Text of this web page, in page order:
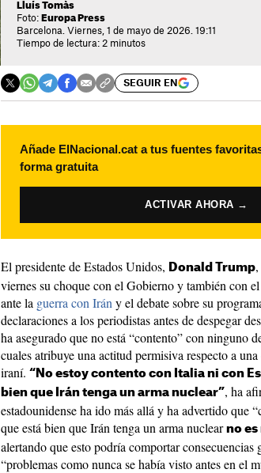
Lluís Tomàs
Foto: Europa Press
Barcelona. Viernes, 1 de mayo de 2026. 19:11
Tiempo de lectura: 2 minutos
SEGUIR EN
Añade ElNacional.cat a tus fuentes
forma gratuita
ACTIVAR AHORA →
El presidente de Estados Unidos, Donald Trump
viernes su choque con el Gobierno y también con
ante la guerra con Irán y el debate sobre su
declaraciones a los periodistas antes de despegar
ha asegurado que no está “contento” con ninguno
cuales atribuye una actitud permisiva respecto a
iraní. “No estoy contento con Italia ni con
bien que Irán tenga un arma nuclear”, ha
estadounidense ha ido más allá y ha advertido que
que está bien que Irán tenga un arma nuclear no
alertando que esto podría comportar consecuencias
“problemas como nunca se había visto antes en el